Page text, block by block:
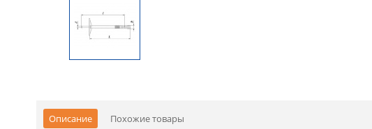
Описание Похожие товары